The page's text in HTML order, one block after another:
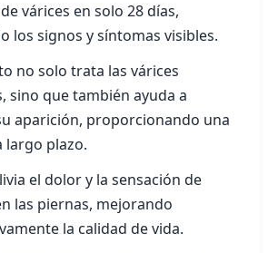
várices en solo 28 días,
los signos y síntomas visibles.
no solo trata las várices
sino que también ayuda a
aparición, proporcionando una
largo plazo.
el dolor y la sensación de
las piernas, mejorando
la calidad de vida.